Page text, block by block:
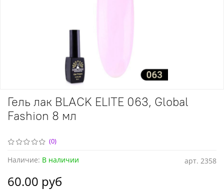
(0)
арт. 2358
Наличие: В наличии
Гель лак BLACK ELITE 063, Global
Fashion 8 мл
60.00 руб